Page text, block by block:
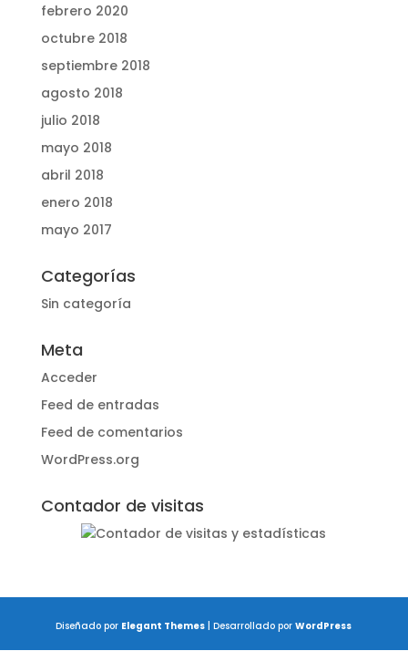
febrero 2020
octubre 2018
septiembre 2018
agosto 2018
julio 2018
mayo 2018
abril 2018
enero 2018
mayo 2017
Categorías
Sin categoría
Meta
Acceder
Feed de entradas
Feed de comentarios
WordPress.org
Contador de visitas
Diseñado por Elegant Themes | Desarrollado porWordPress